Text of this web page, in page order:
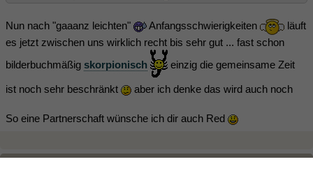
Nun nach "gaaanz leichten" Anfangsschwierigkeiten
läuft
es jetzt zwischen uns wirklich recht bis sehr gut ... fast schon
bilderbuchmäßig skorpionisch einzig die gemeinsame Zeit
ist noch sehr beschränkt aber ich denke das wird auch noch
So eine Partnerschaft wünsche ich dir auch Red